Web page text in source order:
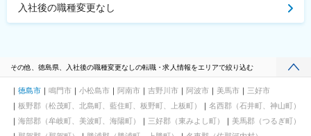
入社後の職種変更なし
その他、徳島県、入社後の職種変更なしの転職・求人情報をエリアで絞り込む
徳島市 鳴門市 小松島市 阿南市 吉野川市 阿波市 美馬市
三好市
板野郡（松茂町、北島町、藍住町、板野町、上板町）
名西郡（石井町、神山町）
海部郡（牟岐町、美波町、海陽町）
三好郡（東みよし町）
美馬郡（つるぎ町）